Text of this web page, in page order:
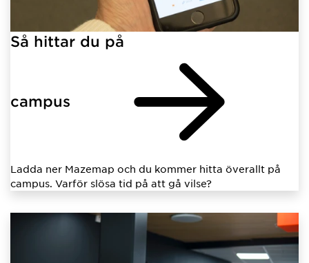
Så hittar du på
campus
Ladda ner Mazemap och du kommer hitta överallt på
campus. Varför slösa tid på att gå vilse?